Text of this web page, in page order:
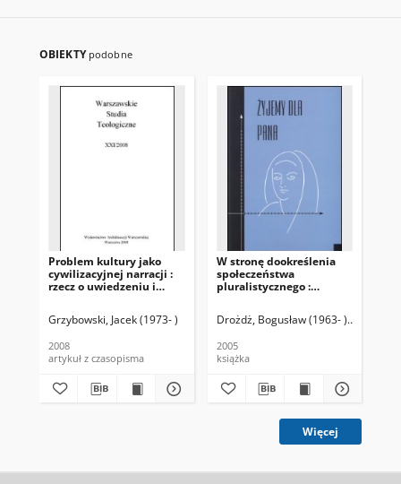
OBIEKTY podobne
Problem kultury jako
cywilizacyjnej narracji :
rzecz o uwiedzeniu i
Grzybowski, Jacek (1973- )
2008
artykuł z czasopisma
W stronę dookreślenia
społeczeństwa
pluralistycznego :
społeczna)
Drożdż, Bogusław (1963- ) Rosik,
2005
książka
Więcej